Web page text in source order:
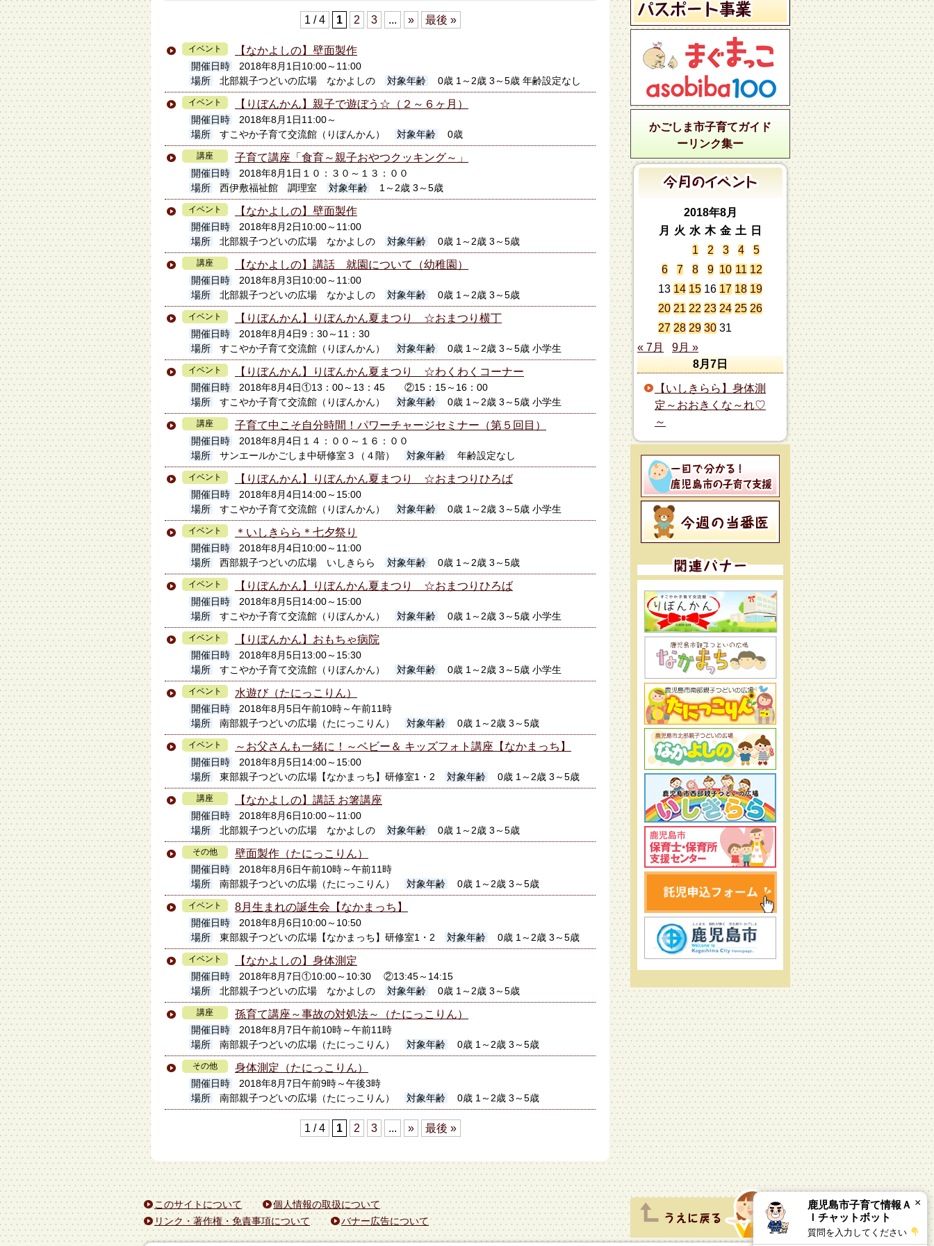
1 / 4 1 2 3 ... » 最後 »
イベント 【なかよしの】壁面製作
開催日時
2018年8月1日10:00～11:00
場所
北部親子つどいの広場 なかよしの 対象年齢 0歳 1～2歳 3～5歳 年齢設定なし
イベント 【りぼんかん】親子で遊ぼう☆（２～６ヶ月）
開催日時
2018年8月1日11:00～
場所
すこやか子育て交流館（りぼんかん） 対象年齢 0歳
講座 子育て講座「食育～親子おやつクッキング～」
開催日時
2018年8月1日１０：３０～１３：００
場所
西伊敷福祉館 調理室 対象年齢 1～2歳 3～5歳
イベント 【なかよしの】壁面製作
開催日時
2018年8月2日10:00～11:00
場所
北部親子つどいの広場 なかよしの 対象年齢 0歳 1～2歳 3～5歳
講座 【なかよしの】講話 就園について（幼稚園）
開催日時
2018年8月3日10:00～11:00
場所
北部親子つどいの広場 なかよしの 対象年齢 0歳 1～2歳 3～5歳
イベント 【りぼんかん】りぼんかん夏まつり ☆おまつり横丁
開催日時
2018年8月4日9：30～11：30
場所
すこやか子育て交流館（りぼんかん） 対象年齢 0歳 1～2歳 3～5歳 小学生
イベント 【りぼんかん】りぼんかん夏まつり ☆わくわくコーナー
開催日時
2018年8月4日①13：00～13：45 ②15：15～16：00
場所
すこやか子育て交流館（りぼんかん） 対象年齢 0歳 1～2歳 3～5歳 小学生
講座 子育て中こそ自分時間！パワーチャージセミナー（第５回目）
開催日時
2018年8月4日１４：００～１６：００
場所
サンエールかごしま中研修室３（４階） 対象年齢 年齢設定なし
イベント 【りぼんかん】りぼんかん夏まつり ☆おまつりひろば
開催日時
2018年8月4日14:00～15:00
場所
すこやか子育て交流館（りぼんかん） 対象年齢 0歳 1～2歳 3～5歳 小学生
イベント ＊いしきらら＊七夕祭り
開催日時
2018年8月4日10:00～11:00
場所
西部親子つどいの広場 いしきらら 対象年齢 0歳 1～2歳 3～5歳
イベント 【りぼんかん】りぼんかん夏まつり ☆おまつりひろば
開催日時
2018年8月5日14:00～15:00
場所
すこやか子育て交流館（りぼんかん） 対象年齢 0歳 1～2歳 3～5歳 小学生
イベント 【りぼんかん】おもちゃ病院
開催日時
2018年8月5日13:00～15:30
場所
すこやか子育て交流館（りぼんかん） 対象年齢 0歳 1～2歳 3～5歳 小学生
イベント 水遊び（たにっこりん）
開催日時
2018年8月5日午前10時～午前11時
場所
南部親子つどいの広場（たにっこりん） 対象年齢 0歳 1～2歳 3～5歳
イベント ～お父さんも一緒に！～ベビー＆ キッズフォト講座【なかまっち】
開催日時
2018年8月5日14:00～15:00
場所
東部親子つどいの広場【なかまっち】研修室1・2 対象年齢 0歳 1～2歳 3～5歳
講座 【なかよしの】講話 お箸講座
開催日時
2018年8月6日10:00～11:00
場所
北部親子つどいの広場 なかよしの 対象年齢 0歳 1～2歳 3～5歳
その他 壁面製作（たにっこりん）
開催日時
2018年8月6日午前10時～午前11時
場所
南部親子つどいの広場（たにっこりん） 対象年齢 0歳 1～2歳 3～5歳
イベント 8月生まれの誕生会【なかまっち】
開催日時
2018年8月6日10:00～10:50
場所
東部親子つどいの広場【なかまっち】研修室1・2 対象年齢 0歳 1～2歳 3～5歳
イベント 【なかよしの】身体測定
開催日時
2018年8月7日①10:00～10:30 ②13:45～14:15
場所
北部親子つどいの広場 なかよしの 対象年齢 0歳 1～2歳 3～5歳
講座 孫育て講座～事故の対処法～（たにっこりん）
開催日時
2018年8月7日午前10時～午前11時
場所
南部親子つどいの広場（たにっこりん） 対象年齢 0歳 1～2歳 3～5歳
その他 身体測定（たにっこりん）
開催日時
2018年8月7日午前9時～午後3時
場所
南部親子つどいの広場（たにっこりん） 対象年齢 0歳 1～2歳 3～5歳
1 / 4 1 2 3 ... » 最後 »
かごしま市子育てガイド
ーリンク集ー
2018年8月
月
火 水 木 金 土
日
1
2 3 4
5
6
7 8 9 10 11 12
13 14 15 16 17 18 19
20 21 22 23 24 25 26
27 28 29 30 31
« 7月
9月 »
8月7日
【いしきらら】身体測
定～おおきくな～れ♡
～
このサイトについて
個人情報の取扱について
リンク・著作権・免責事項について
バナー広告について
鹿児島市子育て情報Ａ
Ｉチャットボット
質問を入力してください
×